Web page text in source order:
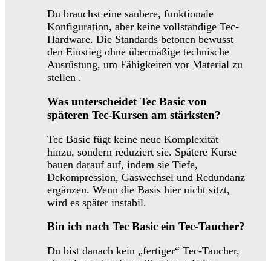
Du brauchst eine saubere, funktionale
Konfiguration, aber keine vollständige Tec-
Hardware. Die Standards betonen bewusst
den Einstieg ohne übermäßige technische
Ausrüstung, um Fähigkeiten vor Material zu
stellen .
Was unterscheidet Tec Basic von
späteren Tec-Kursen am stärksten?
Tec Basic fügt keine neue Komplexität
hinzu, sondern reduziert sie. Spätere Kurse
bauen darauf auf, indem sie Tiefe,
Dekompression, Gaswechsel und Redundanz
ergänzen. Wenn die Basis hier nicht sitzt,
wird es später instabil.
Bin ich nach Tec Basic ein Tec-Taucher?
Du bist danach kein „fertiger“ Tec-Taucher,